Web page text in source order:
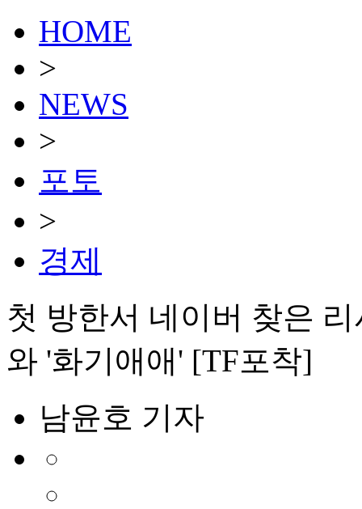
HOME
>
NEWS
>
포토
>
경제
첫 방한서 네이버 찾은
와 '화기애애' [TF포착]
남윤호 기자